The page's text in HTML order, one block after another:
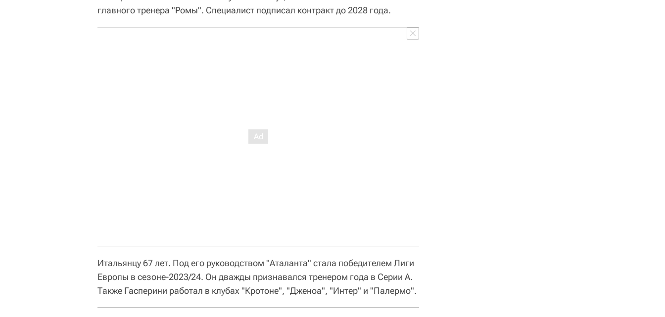
главного тренера "Ромы". Специалист подписал контракт до 2028 года.
Итальянцу 67 лет. Под его руководством "Аталанта" стала победителем Лиги
Европы в сезоне-2023/24. Он дважды признавался тренером года в Серии А.
Также Гасперини работал в клубах "Кротоне", "Дженоа", "Интер" и "Палермо".